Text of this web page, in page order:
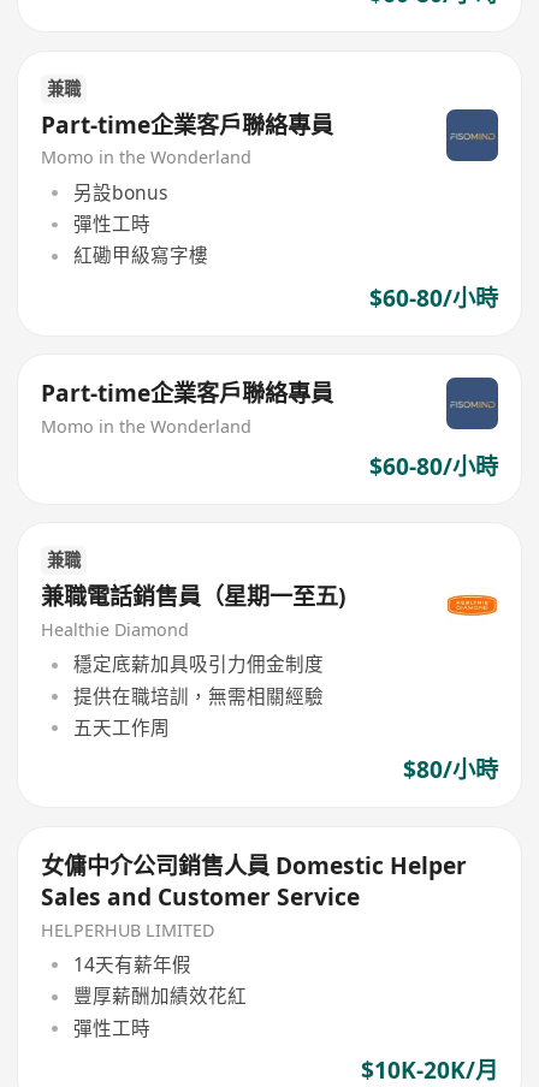
兼職
Part-time企業客戶聯絡專員
Momo in the Wonderland
另設bonus
彈性工時
紅磡甲級寫字樓
$60-80/小時
Part-time企業客戶聯絡專員
Momo in the Wonderland
$60-80/小時
兼職
兼職電話銷售員（星期一至五)
Healthie Diamond
穩定底薪加具吸引力佣金制度
提供在職培訓，無需相關經驗
五天工作周
$80/小時
女傭中介公司銷售人員 Domestic Helper
Sales and Customer Service
HELPERHUB LIMITED
14天有薪年假
豐厚薪酬加績效花紅
彈性工時
$10K-20K/月